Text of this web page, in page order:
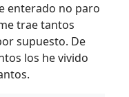
enterado no paro
trae tantos
supuesto. De
los he vivido